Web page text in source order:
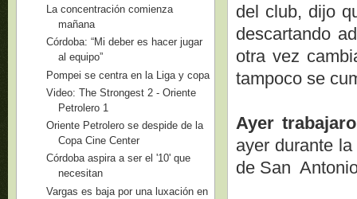
del club, dijo
descartando
otra vez
tampoco se
Ayer
ayer durante
de San
La concentración comienza
mañana
Córdoba: “Mi deber es hacer jugar
al equipo”
Pompei se centra en la Liga y copa
Video: The Strongest 2 - Oriente
Petrolero 1
Oriente Petrolero se despide de la
Copa Cine Center
Córdoba aspira a ser el '10' que
necesitan
Vargas es baja por una luxación en